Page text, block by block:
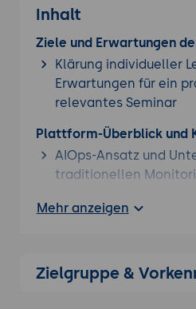
Inhalt
Ziele und Erwartungen
Klärung individueller
Erwartungen für ein
relevantes Seminar
Plattform-Überblick und
AIOps-Ansatz und
traditionellen
Correlation Engine,
Jira) und Monitoring-
Mehr anzeigen
Zielgruppe &